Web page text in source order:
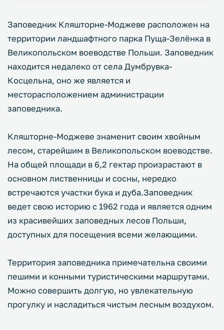
Заповедник Кляшторне-Моджеве расположен на
территории ландшафтного парка Пуща-Зелёнка в
Великопольском воеводстве Польши. Заповедник
находится недалеко от села Думбрувка-
Косцельна, оно же является и
месторасположением администрации
заповедника.
Кляшторне-Моджеве знаменит своим хвойным
лесом, старейшим в Великопольском воеводстве.
На общей площади в 6,2 гектар произрастают в
основном лиственницы и сосны, нередко
встречаются участки бука и дуба.Заповедник
ведет свою историю с 1962 года и является одним
из красивейших заповедных лесов Польши,
доступных для посещения всеми желающими.
Территория заповедника примечательна своими
пешими и конными туристическими маршрутами.
Можно совершить долгую, но увлекательную
прогулку и насладиться чистым лесным воздухом.